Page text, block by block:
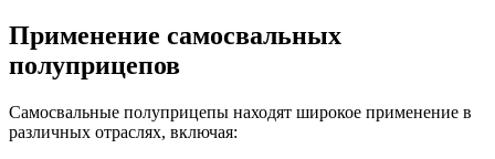
Применение самосвальных
полуприцепов
Самосвальные полуприцепы находят широкое применение в
различных отраслях, включая: